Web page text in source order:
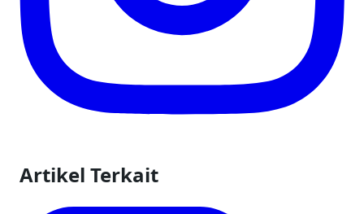
Artikel Terkait